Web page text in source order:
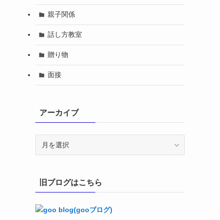
親子関係
話し方教室
贈り物
面接
アーカイブ
旧ブログはこちら